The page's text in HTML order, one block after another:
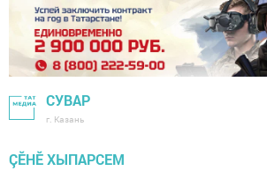
СУВАР
г. Казань
ÇӖНӖ ХЫПАРСЕМ